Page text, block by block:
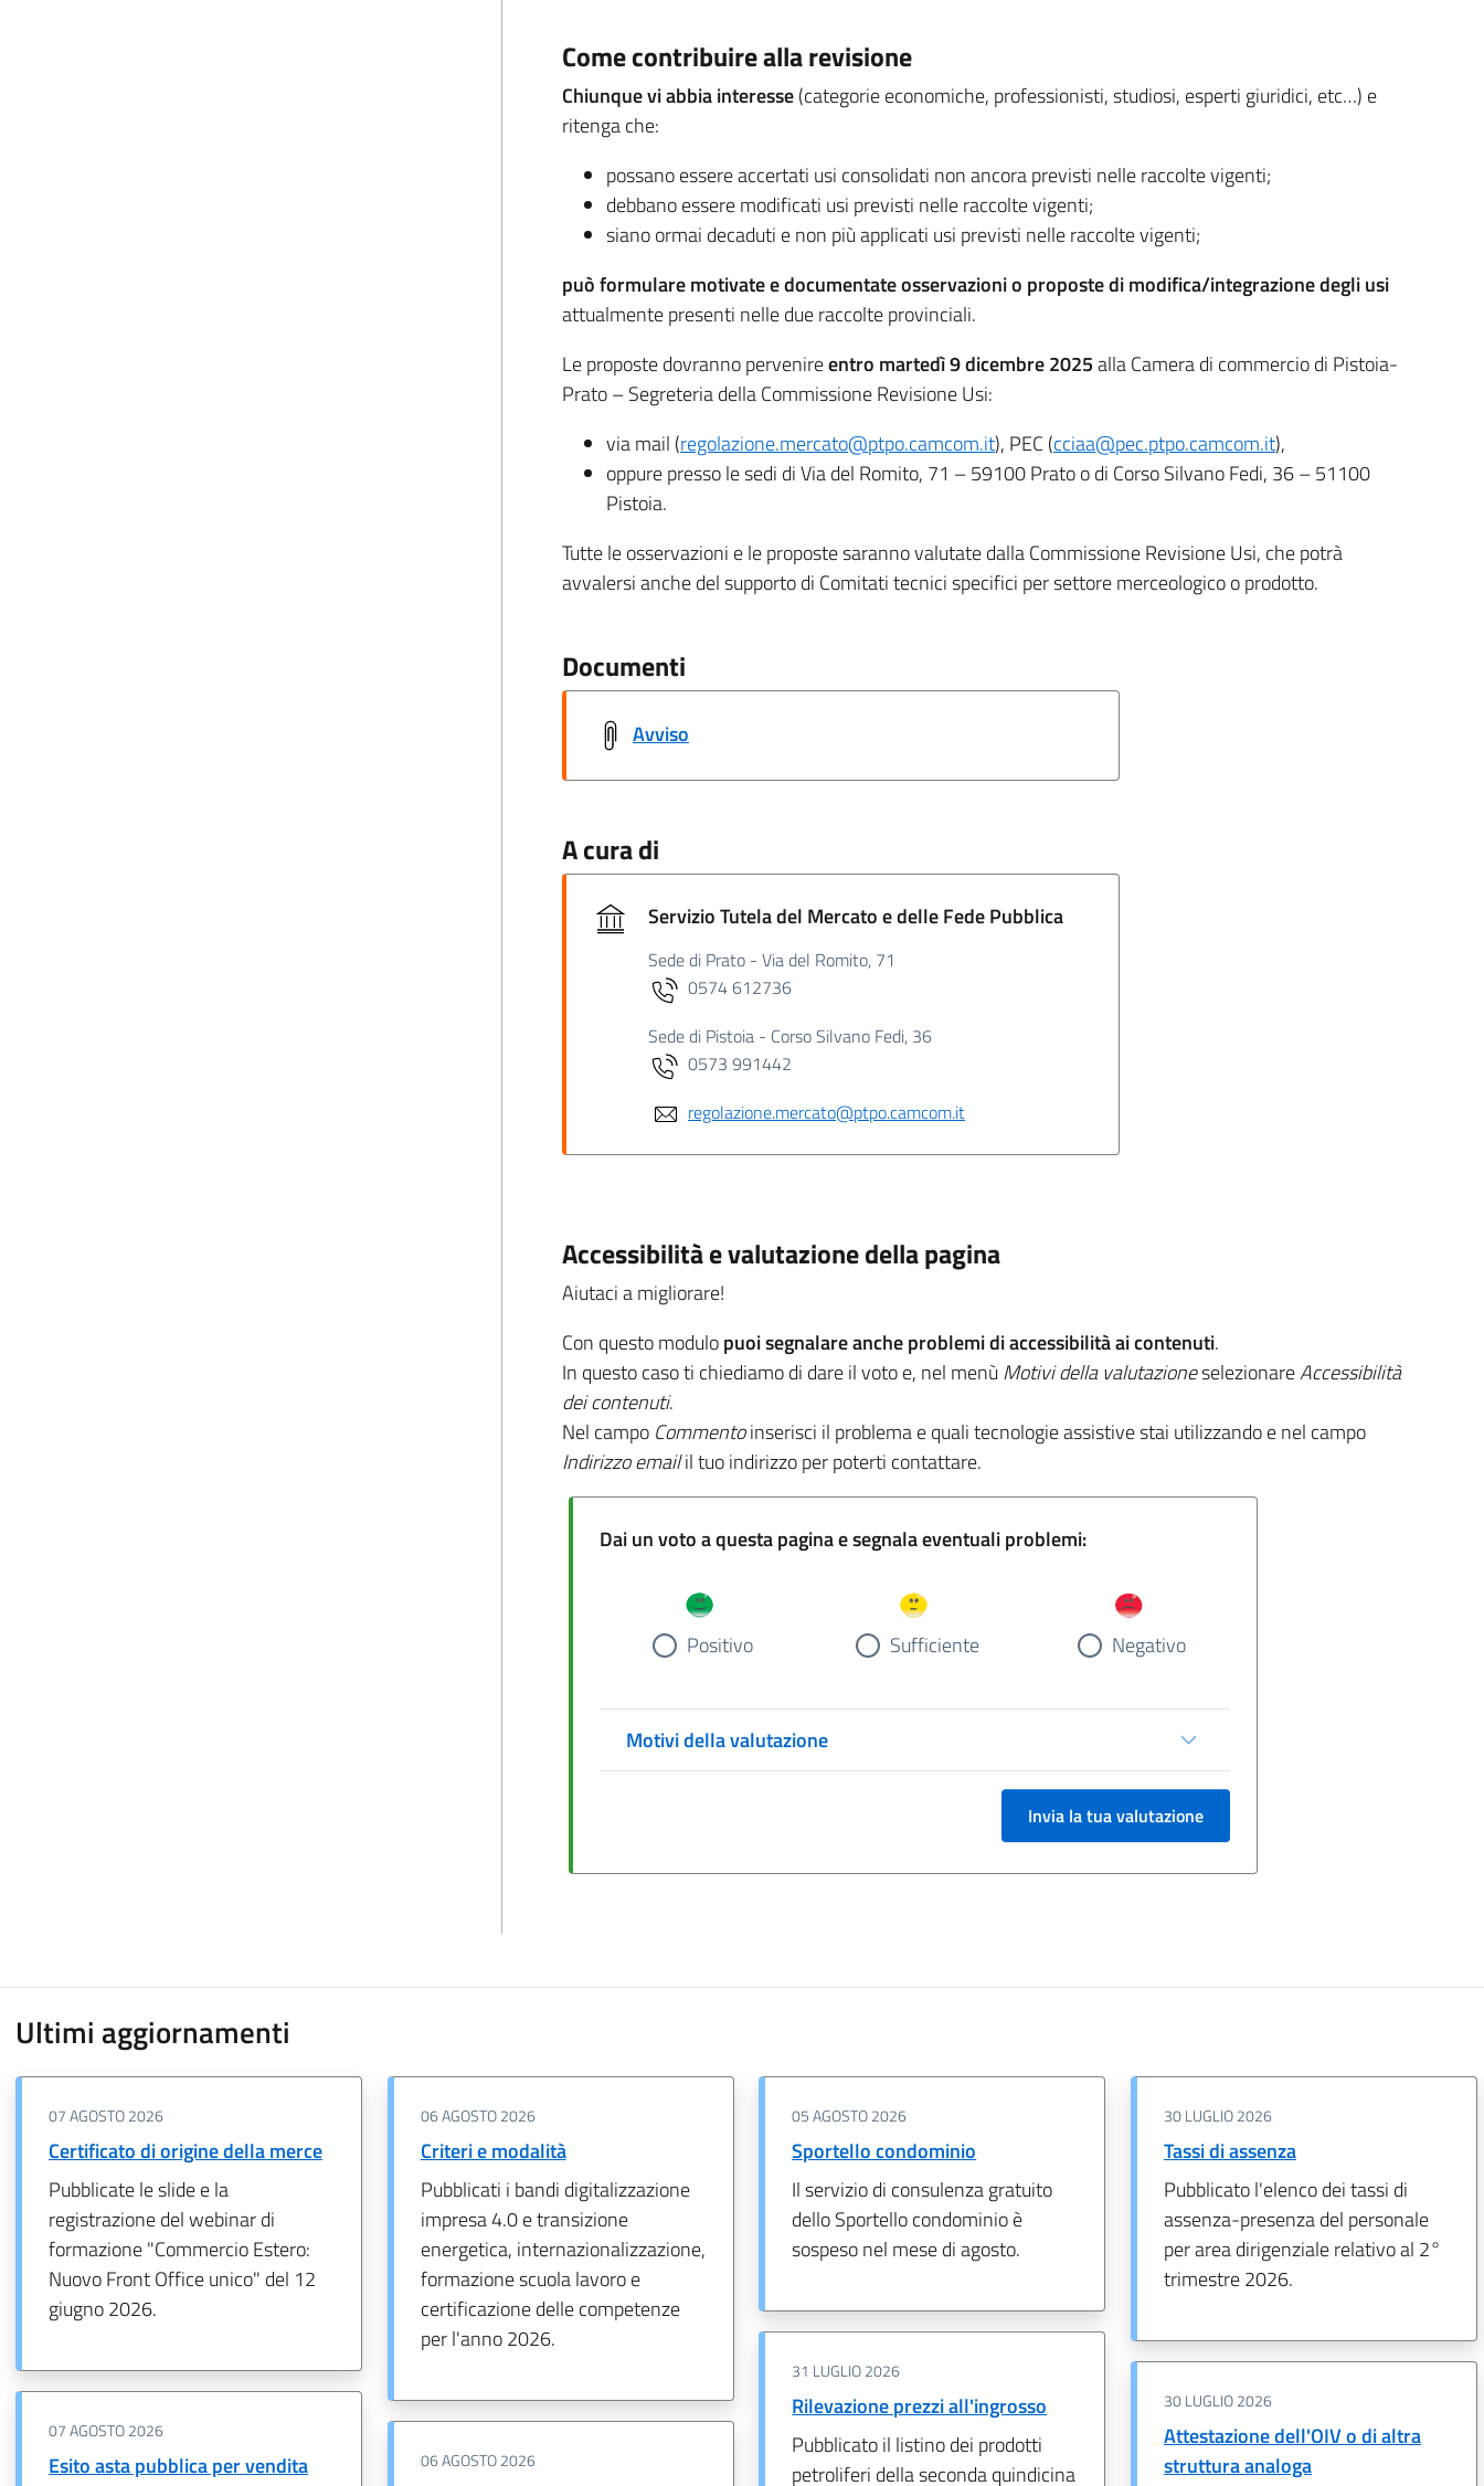
Come contribuire alla revisione
Chiunque vi abbia interesse(categorie economiche, professionisti, studiosi, esperti giuridici, etc…) e
ritenga che:
possano essere accertati usi consolidati non ancora previsti nelle raccolte vigenti;
debbano essere modificati usi previsti nelle raccolte vigenti;
siano ormai decaduti e non più applicati usi previsti nelle raccolte vigenti;
può formulare motivate e documentate osservazioni o proposte di modifica/integrazionedegli usi
attualmente presenti nelle due raccolte provinciali.
Le proposte dovranno pervenireentro martedì 9 dicembre 2025alla Camera di commercio di Pistoia-
Prato – Segreteria della Commissione Revisione Usi:
via mail (regolazione.mercato@ptpo.camcom.it), PEC (cciaa@pec.ptpo.camcom.it),
oppure presso le sedi di Via del Romito, 71 – 59100 Prato o di Corso Silvano Fedi, 36 – 51100
Pistoia.
Tutte le osservazioni e le proposte saranno valutate dalla Commissione Revisione Usi, che potrà
avvalersi anche del supporto di Comitati tecnici specifici per settore merceologico o prodotto.
Documenti
Avviso
A cura di
Servizio Tutela del Mercato e delle Fede Pubblica
Sede di Prato - Via del Romito, 71
0574 612736
Sede di Pistoia - Corso Silvano Fedi, 36
0573 991442
regolazione.mercato@ptpo.camcom.it
Accessibilità e valutazione della pagina
Aiutaci a migliorare!
Con questo modulopuoi segnalare anche problemi di accessibilità ai contenuti.
In questo caso ti chiediamo di dare il voto e, nel menù Motivi della valutazioneselezionareAccessibilità
dei contenuti.
Nel campo Commentoinserisci il problema e quali tecnologie assistive stai utilizzando e nel campo
Indirizzo emailil tuo indirizzo per poterti contattare.
Dai un voto a questa pagina e segnala eventuali problemi:
Positivo Sufficiente Negativo
Motivi della valutazione
Invia la tua valutazione
Ultimi aggiornamenti
07 AGOSTO 2026
Certificato di origine della merce
Pubblicate le slide e la
registrazione del webinar di
formazione "Commercio Estero:
Nuovo Front Office unico" del 12
giugno 2026.
07 AGOSTO 2026
Esito asta pubblica per vendita
06 AGOSTO 2026
Criteri e modalità
Pubblicati i bandi digitalizzazione
impresa 4.0 e transizione
energetica, internazionalizzazione,
formazione scuola lavoro e
certificazione delle competenze
per l'anno 2026.
06 AGOSTO 2026
05 AGOSTO 2026
Sportello condominio
Il servizio di consulenza gratuito
dello Sportello condominio è
sospeso nel mese di agosto.
31 LUGLIO 2026
Rilevazione prezzi all'ingrosso
Pubblicato il listino dei prodotti
petroliferi della seconda quindicina
30 LUGLIO 2026
Tassi di assenza
Pubblicato l'elenco dei tassi di
assenza-presenza del personale
per area dirigenziale relativo al 2°
trimestre 2026.
30 LUGLIO 2026
Attestazione dell'OIV o di altra
struttura analoga